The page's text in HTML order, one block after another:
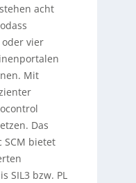
acht
vier
Mit
Das
SCM bietet
SIL3 bzw. PL